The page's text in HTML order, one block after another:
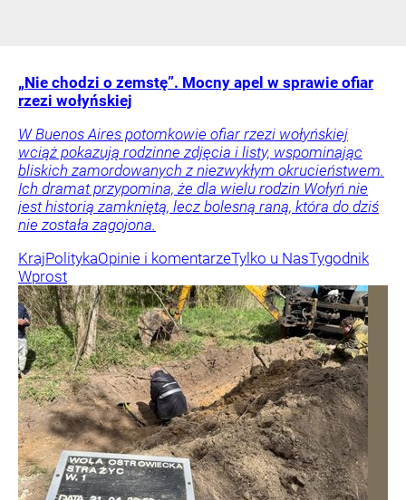
„Nie chodzi o zemstę”. Mocny apel w sprawie ofiar
rzezi wołyńskiej
W Buenos Aires potomkowie ofiar rzezi wołyńskiej
wciąż pokazują rodzinne zdjęcia i listy, wspominając
bliskich zamordowanych z niezwykłym okrucieństwem.
Ich dramat przypomina, że dla wielu rodzin Wołyń nie
jest historią zamkniętą, lecz bolesną raną, która do dziś
nie została zagojona.
KrajPolitykaOpinie i komentarzeTylko u NasTygodnik
Wprost